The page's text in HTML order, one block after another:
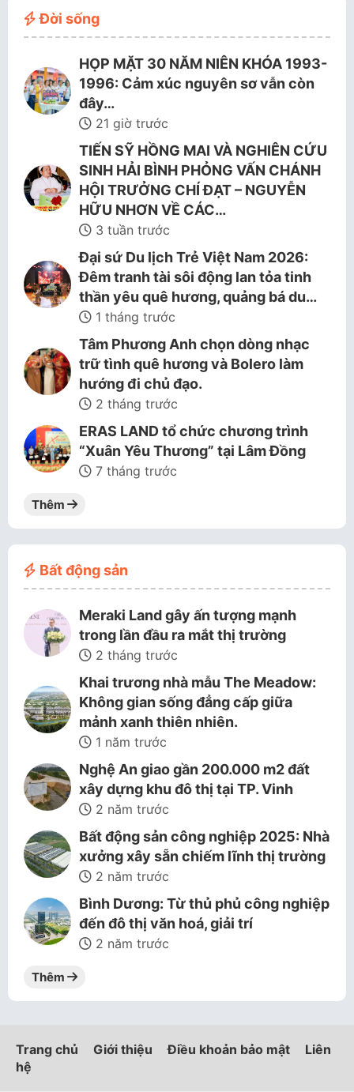
Đời sống
HỌP MẶT 30 NĂM NIÊN KHÓA 1993-
1996: Cảm xúc nguyên sơ vẫn còn
đây…
21 giờ trước
TIẾN SỸ HỒNG MAI VÀ NGHIÊN CỨU
SINH HẢI BÌNH PHỎNG VẤN CHÁNH
HỘI TRƯỞNG CHÍ ĐẠT – NGUYỄN
HỮU NHƠN VỀ CÁC…
3 tuần trước
Đại sứ Du lịch Trẻ Việt Nam 2026:
Đêm tranh tài sôi động lan tỏa tinh
thần yêu quê hương, quảng bá du…
1 tháng trước
Tâm Phương Anh chọn dòng nhạc
trữ tình quê hương và Bolero làm
hướng đi chủ đạo.
2 tháng trước
ERAS LAND tổ chức chương trình
“Xuân Yêu Thương” tại Lâm Đồng
7 tháng trước
Thêm
Bất động sản
Meraki Land gây ấn tượng mạnh
trong lần đầu ra mắt thị trường
2 tháng trước
Khai trương nhà mẫu The Meadow:
Không gian sống đẳng cấp giữa
mảnh xanh thiên nhiên.
1 năm trước
Nghệ An giao gần 200.000 m2 đất
xây dựng khu đô thị tại TP. Vinh
2 năm trước
Bất động sản công nghiệp 2025: Nhà
xưởng xây sẵn chiếm lĩnh thị trường
2 năm trước
Bình Dương: Từ thủ phủ công nghiệp
đến đô thị văn hoá, giải trí
2 năm trước
Thêm
Trang chủ Giới thiệu Điều khoản bảo mật
Liên
hệ